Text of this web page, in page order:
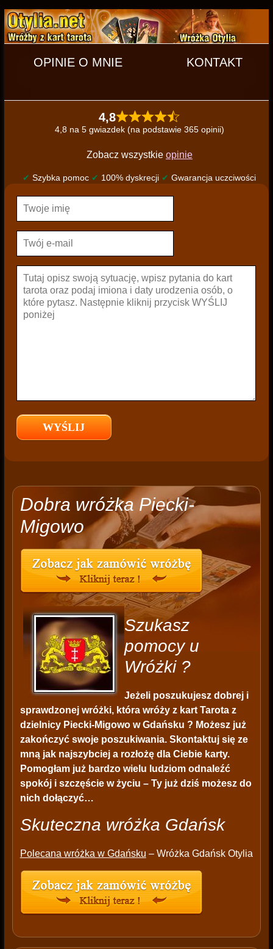
OPINIE O MNIE KONTAKT
4,8
4,8 na 5 gwiazdek (na podstawie 365 opinii)
Zobacz wszystkie opinie
✔ Szybka pomoc ✔ 100% dyskrecji ✔ Gwarancja uczciwości
Dobra wróżka Piecki-
Migowo
Szukasz
pomocy u
Wróżki ?
Jeżeli poszukujesz dobrej i
sprawdzonej wróżki, która wróży z kart Tarota z
dzielnicy Piecki-Migowo w Gdańsku ? Możesz już
zakończyć swoje poszukiwania. Skontaktuj się ze
mną jak najszybciej a rozłożę dla Ciebie karty.
Pomogłam już bardzo wielu ludziom odnaleźć
spokój i szczęście w życiu – Ty już dziś możesz do
nich dołączyć…
Skuteczna wróżka Gdańsk
Polecana wróżka w Gdańsku – Wróżka Gdańsk Otylia